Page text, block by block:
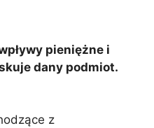
pieniężne i
dany podmiot.
z